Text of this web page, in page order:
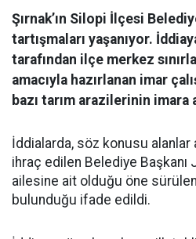
Şırnak’ın Silopi İlçesi
tartışmaları yaşanıyor.
tarafından ilçe merkez
amacıyla hazırlanan imar
bazı tarım arazilerinin imara
İddialarda, söz konusu alanlar
ihraç edilen Belediye Başkanı
ailesine ait olduğu öne
bulunduğu ifade edildi.